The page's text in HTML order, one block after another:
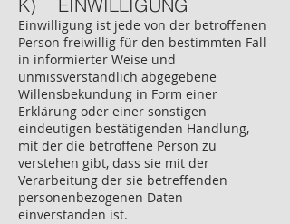
K) EINWILLIGUNG
Einwilligung ist jede von der betroffenen
Person freiwillig für den bestimmten Fall
in informierter Weise und
unmissverständlich abgegebene
Willensbekundung in Form einer
Erklärung oder einer sonstigen
eindeutigen bestätigenden Handlung,
mit der die betroffene Person zu
verstehen gibt, dass sie mit der
Verarbeitung der sie betreffenden
personenbezogenen Daten
einverstanden ist.